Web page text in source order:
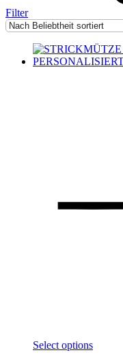
Filter
Select options